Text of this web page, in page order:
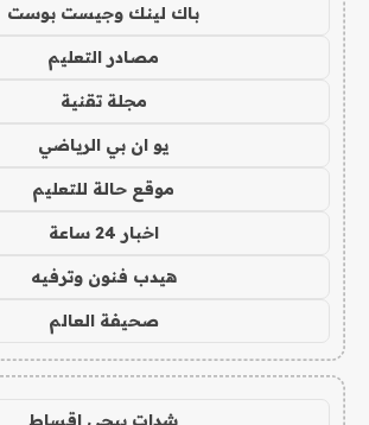
باك لينك وجيست بوست
مصادر التعليم
مجلة تقنية
يو ان بي الرياضي
موقع حالة للتعليم
اخبار 24 ساعة
هيدب فنون وترفيه
صحيفة العالم
شدات ببجي اقساط